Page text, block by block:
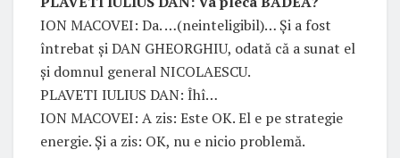
ION MACOVEI: Da. …(neinteligibil)… Și a fost
întrebat și DAN GHEORGHIU, odată că a sunat el
și domnul general NICOLAESCU.
PLAVETI IULIUS DAN: Îhî…
ION MACOVEI: A zis: Este OK. El e pe strategie
energie. Și a zis: OK, nu e nicio problemă.